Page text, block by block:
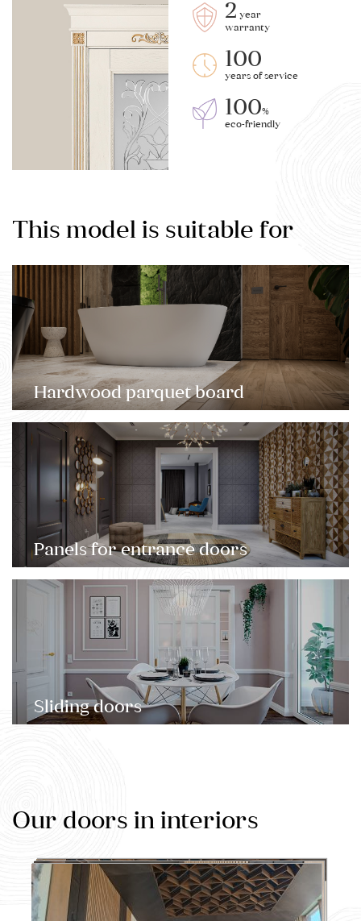
2 year
warranty
100
years of service
100%
eco-friendly
This model is suitable for
Hardwood parquet board
Panels for entrance doors
Sliding doors
Our doors in interiors